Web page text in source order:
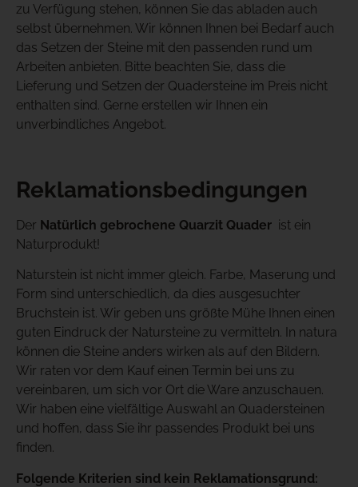
zu Verfügung stehen, können Sie das abladen auch
selbst übernehmen. Wir können Ihnen bei Bedarf auch
das Setzen der Steine mit den passenden rund um
Arbeiten anbieten. Bitte beachten Sie, dass die
Lieferung und Setzen der Quadersteine im Preis nicht
enthalten sind. Gerne erstellen wir Ihnen ein
unverbindliches Angebot.
Reklamationsbedingungen
Der Natürlich gebrochene Quarzit Quader ist ein
Naturprodukt!
Naturstein ist nicht immer gleich. Farbe, Maserung und
Form sind unterschiedlich, da dies ausgesuchter
Bruchstein ist. Wir geben uns größte Mühe Ihnen einen
guten Eindruck der Natursteine zu vermitteln. In natura
können die Steine anders wirken als auf den Bildern.
Wir raten vor dem Kauf einen Termin bei uns zu
vereinbaren, um sich vor Ort die Ware anzuschauen.
Wir haben eine vielfältige Auswahl an Quadersteinen
und hoffen, dass Sie ihr passendes Produkt bei uns
finden.
Folgende Kriterien sind kein Reklamationsgrund: